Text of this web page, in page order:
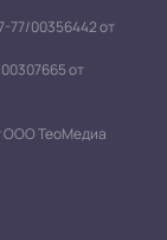
77/00356442 от
от
ООО ТеоМедиа